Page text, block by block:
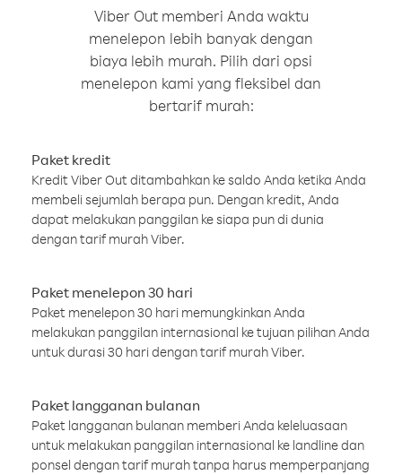
Viber Out memberi Anda waktu
menelepon lebih banyak dengan
biaya lebih murah. Pilih dari opsi
menelepon kami yang fleksibel dan
bertarif murah:
Paket kredit
Kredit Viber Out ditambahkan ke saldo Anda ketika Anda
membeli sejumlah berapa pun. Dengan kredit, Anda
dapat melakukan panggilan ke siapa pun di dunia
dengan tarif murah Viber.
Paket menelepon 30 hari
Paket menelepon 30 hari memungkinkan Anda
melakukan panggilan internasional ke tujuan pilihan Anda
untuk durasi 30 hari dengan tarif murah Viber.
Paket langganan bulanan
Paket langganan bulanan memberi Anda keleluasaan
untuk melakukan panggilan internasional ke landline dan
ponsel dengan tarif murah tanpa harus memperpanjang